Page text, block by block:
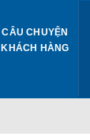
CÂU CHUYỆN
KHÁCH HÀNG